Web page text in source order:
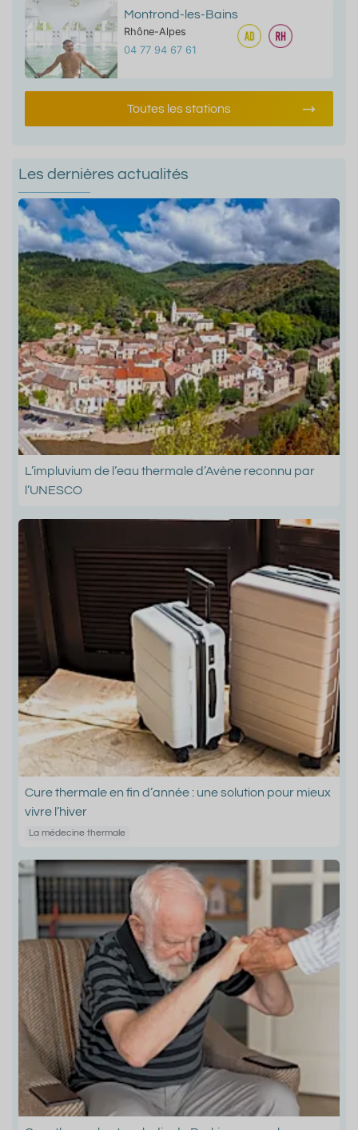
Montrond-les-Bains
Rhône-Alpes
04 77 94 67 61
Toutes les stations
Les dernières actualités
L’impluvium de l’eau thermale d’Avène reconnu par
l’UNESCO
Cure thermale en fin d’année : une solution pour mieux
vivre l’hiver
La médecine thermale